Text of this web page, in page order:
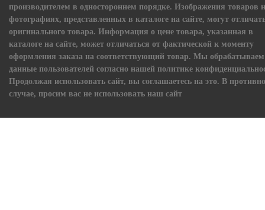
производителем в одностороннем порядке. Изображения товаров
фотографиях, представленных в каталоге на сайте, могут
оригинального товара. Информация о цене товара, указанная в
каталоге на сайте, может отличаться от фактической к моменту
оформления заказа на соответствующий товар. Мы обрабатываем
данные пользователей согласно нашей политике
Продолжая использовать сайт, вы соглашаетесь на это. В
случае, просим вас не использовать наш сайт